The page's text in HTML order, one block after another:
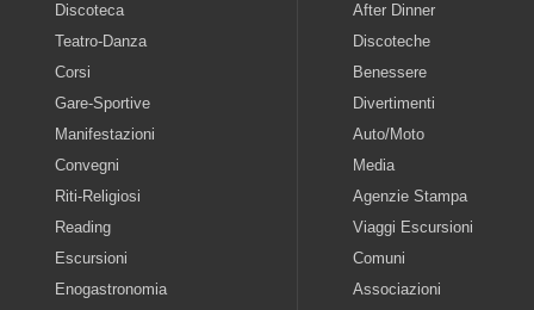
Discoteca
Teatro-Danza
Corsi
Gare-Sportive
Manifestazioni
Convegni
Riti-Religiosi
Reading
Escursioni
Enogastronomia
After Dinner
Discoteche
Benessere
Divertimenti
Auto/Moto
Media
Agenzie Stampa
Viaggi Escursioni
Comuni
Associazioni